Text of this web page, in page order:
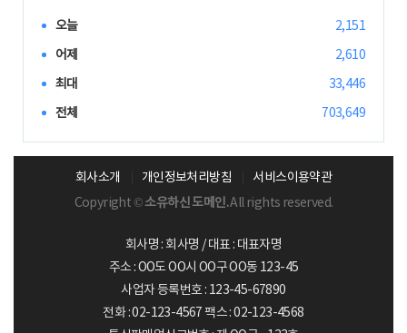
오늘
2,151
어제
2,610
최대
33,446
전체
703,649
회사소개 개인정보처리방침
서비스이용약관
Copyright ©소유하신 도메인.All rights reserved.
회사명 : 회사명 / 대표 : 대표자명
주소 : OO도 OO시 OO구 OO동 123-45
사업자 등록번호 : 123-45-67890
전화 : 02-123-4567 팩스 : 02-123-4568